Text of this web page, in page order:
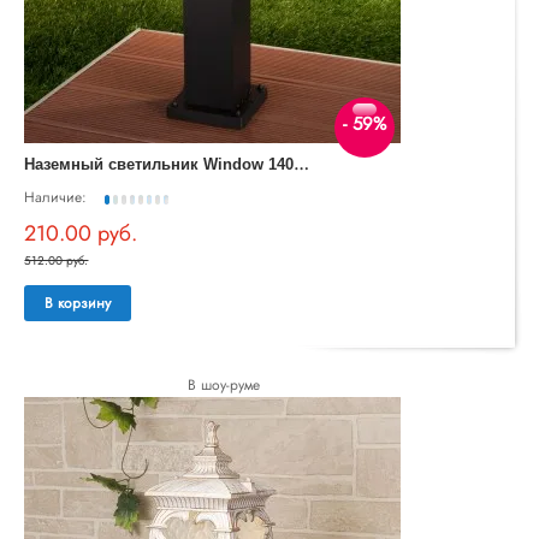
- 59%
Н
аземный светильник Window 1406 TECHNO черный
Наличие:
210.00 руб.
512.00 руб.
В корзину
В шоу-руме